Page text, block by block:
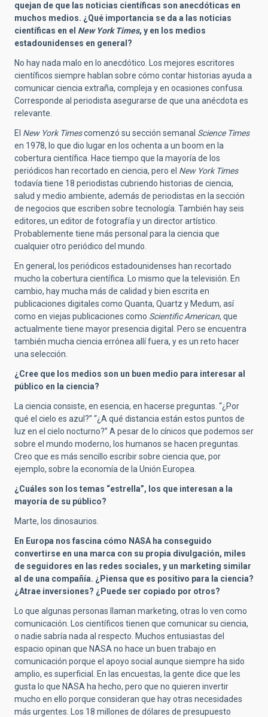
quejan de que las noticias científicas son anecdóticas en
muchos medios. ¿Qué importancia se da a las noticias
científicas en el New York Times, y en los medios
estadounidenses en general?
No hay nada malo en lo anecdótico. Los mejores escritores
científicos siempre hablan sobre cómo contar historias ayuda a
comunicar ciencia extraña, compleja y en ocasiones confusa.
Corresponde al periodista asegurarse de que una anécdota es
relevante.
El New York Timescomenzó su sección semanal Science Times
en 1978, lo que dio lugar en los ochenta a un boom en la
cobertura científica. Hace tiempo que la mayoría de los
periódicos han recortado en ciencia, pero el New York Times
todavía tiene 18 periodistas cubriendo historias de ciencia,
salud y medio ambiente, además de periodistas en la sección
de negocios que escriben sobre tecnología. También hay seis
editores, un editor de fotografía y un director artístico.
Probablemente tiene más personal para la ciencia que
cualquier otro periódico del mundo.
En general, los periódicos estadounidenses han recortado
mucho la cobertura científica. Lo mismo que la televisión. En
cambio, hay mucha más de calidad y bien escrita en
publicaciones digitales como Quanta, Quartz y Medum, así
como en viejas publicaciones como Scientific American, que
actualmente tiene mayor presencia digital. Pero se encuentra
también mucha ciencia errónea allí fuera, y es un reto hacer
una selección.
¿Cree que los medios son un buen medio para interesar al
público en la ciencia?
La ciencia consiste, en esencia, en hacerse preguntas. “¿Por
qué el cielo es azul?” “¿A qué distancia están estos puntos de
luz en el cielo nocturno?” A pesar de lo cínicos que podemos ser
sobre el mundo moderno, los humanos se hacen preguntas.
Creo que es más sencillo escribir sobre ciencia que, por
ejemplo, sobre la economía de la Unión Europea.
¿Cuáles son los temas “estrella”, los que interesan a la
mayoría de su público?
Marte, los dinosaurios.
En Europa nos fascina cómo NASA ha conseguido
convertirse en una marca con su propia divulgación, miles
de seguidores en las redes sociales, y un marketing similar
al de una compañía. ¿Piensa que es positivo para la ciencia?
¿Atrae inversiones? ¿Puede ser copiado por otros?
Lo que algunas personas llaman marketing, otras lo ven como
comunicación. Los científicos tienen que comunicar su ciencia,
o nadie sabría nada al respecto. Muchos entusiastas del
espacio opinan que NASA no hace un buen trabajo en
comunicación porque el apoyo social aunque siempre ha sido
amplio, es superficial. En las encuestas, la gente dice que les
gusta lo que NASA ha hecho, pero que no quieren invertir
mucho en ello porque consideran que hay otras necesidades
más urgentes. Los 18 millones de dólares de presupuesto